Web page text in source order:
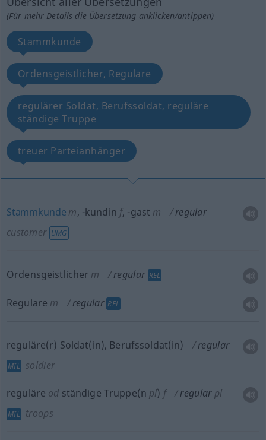
(Für mehr Details die Übersetzung anklicken/antippen)
Stammkunde
Ordensgeistlicher, Regulare
regulärer Soldat, Berufssoldat, reguläre
ständige Truppe
treuer Parteianhänger
Stammkunde m, -kundin f, -gast m
regular
customer UMG
Ordensgeistlicher m regular REL
Regulare m regular REL
reguläre(r) Soldat(in), Berufssoldat(in) regular
MIL soldier
reguläre od ständige Truppe(n pl) f regular pl
MIL troops